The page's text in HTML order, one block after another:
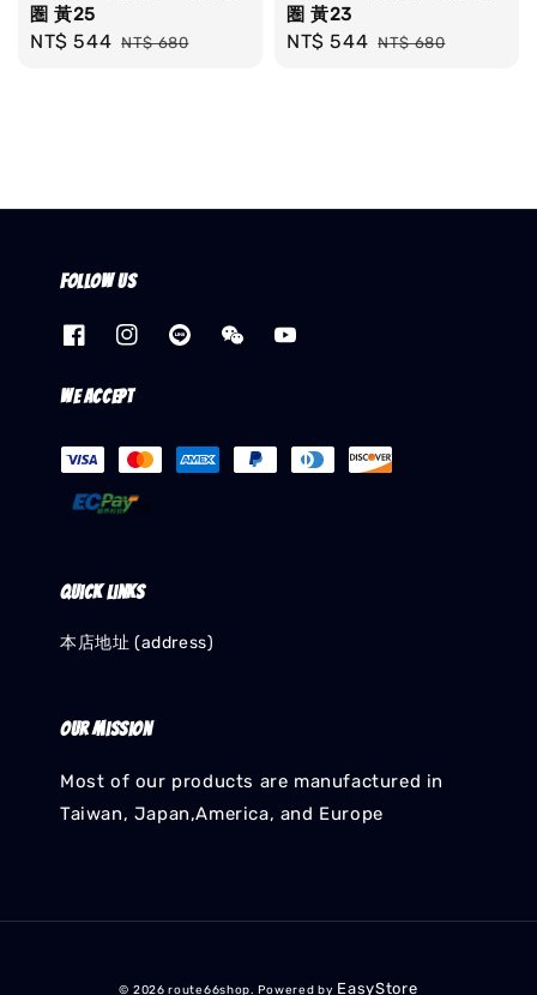
圏 黃25
Sale
NT$ 544 Regular
NT$ 680
圏 黃23
Sale
NT$ 544 Regular
NT$ 680
Follow us
We accept
Quick links
本店地址 (address)
Our mission
Most of our products are manufactured in
Taiwan, Japan,America, and Europe
© 2026 route66shop. Powered by EasyStore